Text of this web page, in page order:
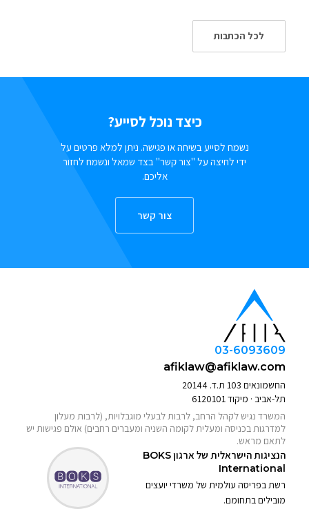
לכל הכתבות
כיצד נוכל לסייע?
נשמח לסייע בשיחה או פגישה. ניתן למלא פרטים על
ידי לחיצה על "צור קשר" בצד שמאל ונשמח לחזור
אליכם.
צור קשר
03-6093609
afiklaw@afiklaw.com
החשמונאים 103 ת.ד. 20144
תל-אביב · מיקוד 6120101
המשרד נגיש לקהל הרחב, לרבות לבעלי מוגבלויות, (לרבות מעלון
למדרגות בכניסה ומעלית לקומה השניה ומעברים רחבים) אולם פגישות יש
לתאם מראש.
הנציגות הישראלית של ארגוןBOKS
International
רשת בפריסה עולמית של משרדי יועצים
מובילים בתחומם.